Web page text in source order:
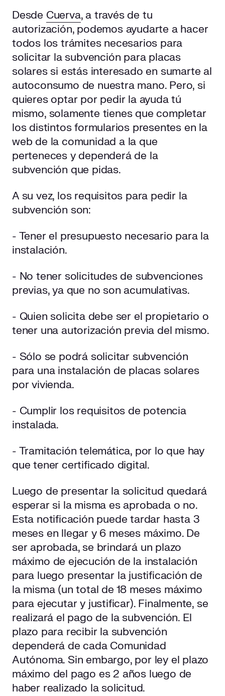
Desde Cuerva, a través de tu
autorización, podemos ayudarte a hacer
todos los trámites necesarios para
solicitar la subvención para placas
solares si estás interesado en sumarte al
autoconsumo de nuestra mano. Pero, si
quieres optar por pedir la ayuda tú
mismo, solamente tienes que completar
los distintos formularios presentes en la
web de la comunidad a la que
perteneces y dependerá de la
subvención que pidas.
A su vez, los requisitos para pedir la
subvención son:
- Tener el presupuesto necesario para la
instalación.
- No tener solicitudes de subvenciones
previas, ya que no son acumulativas.
- Quien solicita debe ser el propietario o
tener una autorización previa del mismo.
- Sólo se podrá solicitar subvención
para una instalación de placas solares
por vivienda.
- Cumplir los requisitos de potencia
instalada.
- Tramitación telemática, por lo que hay
que tener certificado digital.
Luego de presentar la solicitud quedará
esperar si la misma es aprobada o no.
Esta notificación puede tardar hasta 3
meses en llegar y 6 meses máximo. De
ser aprobada, se brindará un plazo
máximo de ejecución de la instalación
para luego presentar la justificación de
la misma (un total de 18 meses máximo
para ejecutar y justificar). Finalmente, se
realizará el pago de la subvención. El
plazo para recibir la subvención
dependerá de cada Comunidad
Autónoma. Sin embargo, por ley el plazo
máximo del pago es 2 años luego de
haber realizado la solicitud.